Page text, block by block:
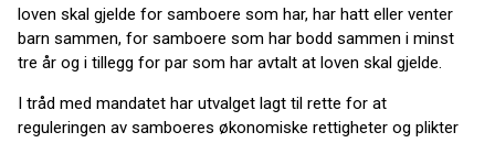
loven skal gjelde for samboere som har, har hatt eller venter
barn sammen, for samboere som har bodd sammen i minst
tre år og i tillegg for par som har avtalt at loven skal gjelde.
I tråd med mandatet har utvalget lagt til rette for at
reguleringen av samboeres økonomiske rettigheter og plikter